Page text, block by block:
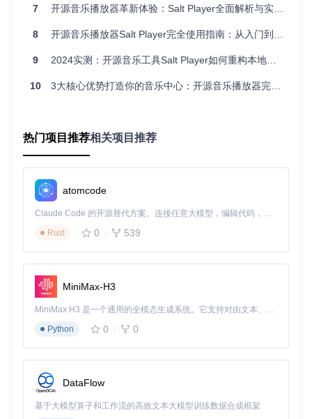
支持，驾车时操作效率提升60%。
适用人群：多设备用户、驾车通勤族
三步搭建个性化播放环境
操作流程
构建：
首次启动时授予文件访问权限，建议选择"仅媒体文件"模
式以保护隐私安全。
少索引时间。
解锁进阶功能：从基础播放到专业体验
节。通过"场景匹配"功能，系统可根据环境噪音自动优化EQ设
置，在嘈杂地铁环境中人声清晰度提升50%。
7 开源音乐播放器革新体验：Salt Player全面解析与实用指南
8 开源音乐播放器Salt Player完全使用指南：从入门到精通
9 2024实测：开源音乐工具Salt Player如何重构本地音乐体验
10 3大核心优势打造你的音乐中心：开源音乐播放器完全使用指南
热门项目推荐相关项目推荐
atomcode
Claude Code 的开源替代方案。连接任意大模型，编辑代码，运行命令，自动验证 — 全自动执行。用 Rust 构建，极致性能。 ｜ An open-source alternative to Claude Code. Connect any LLM, edit code, run commands, and verify changes — autonomously. Built in Rust for speed. Get Started
Rust
0 539
MiniMax-H3
MiniMax H3 是一个通用的全模态生成系统。它支持对由文本、图像、视频和音频组成的多模态上下文进行统一理解，并能生成分辨率高达 2K、时长可达 15 秒的带原生立体声音频的视频。得益于面向任务泛化的系统设计，H3 在预训练阶段就已具备广泛的多模态上下文理解与生成能力，能够出色地执行复杂的多模态指令。
Python
0 0
DataFlow
基于大模型算子和工作流的高效文本大模型训练数据合成框架